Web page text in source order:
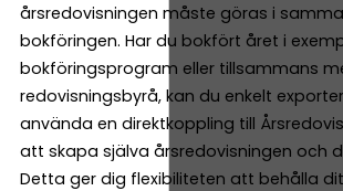
årsredovisningen måste göras i
bokföringen. Har du bokfört året i
bokföringsprogram eller tillsammans
redovisningsbyrå, kan du enkelt
använda en direktkoppling till
att skapa själva årsredovisningen och
Detta ger dig flexibiliteten att behålla